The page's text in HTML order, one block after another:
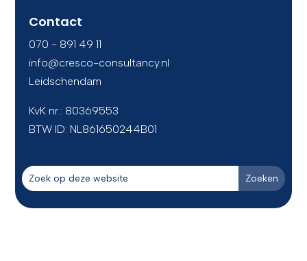
Contact
070 - 891 49 11
info@cresco-consultancy.nl
Leidschendam
KvK nr.: 80369553
BTW ID: NL861650244B01